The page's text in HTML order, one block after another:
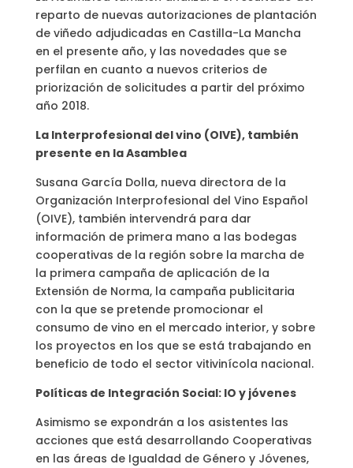
reparto de nuevas autorizaciones de plantación
de viñedo adjudicadas en Castilla-La Mancha
en el presente año, y las novedades que se
perfilan en cuanto a nuevos criterios de
priorización de solicitudes a partir del próximo
año 2018.
La Interprofesional del vino (OIVE), también
presente en la Asamblea
Susana García Dolla, nueva directora de la
Organización Interprofesional del Vino Español
(OIVE), también intervendrá para dar
información de primera mano a las bodegas
cooperativas de la región sobre la marcha de
la primera campaña de aplicación de la
Extensión de Norma, la campaña publicitaria
con la que se pretende promocionar el
consumo de vino en el mercado interior, y sobre
los proyectos en los que se está trabajando en
beneficio de todo el sector vitivinícola nacional.
Políticas de Integración Social: IO y jóvenes
Asimismo se expondrán a los asistentes las
acciones que está desarrollando Cooperativas
en las áreas de Igualdad de Género y Jóvenes,